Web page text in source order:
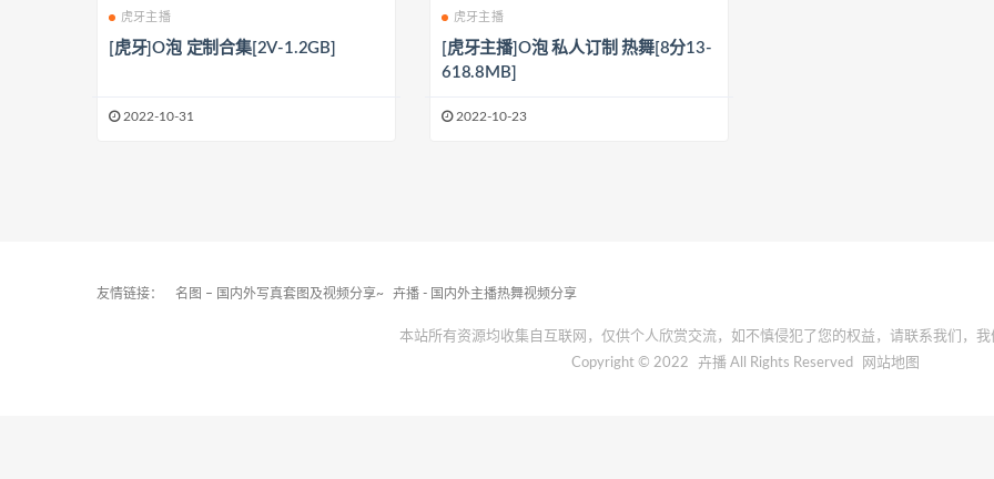
虎牙主播
[虎牙]O泡 定制合集[2V-1.2GB]
2022-10-31
虎牙主播
[虎牙主播]O泡 私人订制 热舞[8分13-
618.8MB]
2022-10-23
友情链接： 名图 – 国内外写真套图及视频分享~ 卉播 - 国内外主播热舞视频分享
本站所有资源均收集自互联网，仅供个人欣赏交流，如不慎侵犯了您的权益，请联系我们，
Copyright © 2022
卉播 All Rights Reserved 网站地图